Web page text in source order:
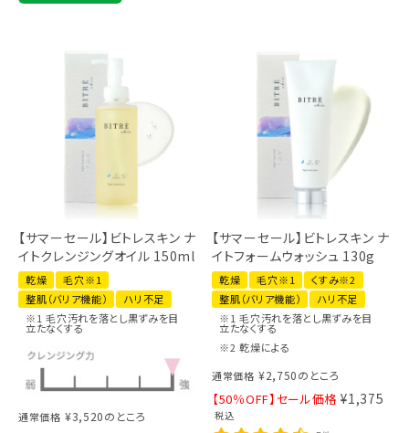
【サマーセール】ビトレスキン ナ
イトクレンジングオイル 150ml
乾燥
毛穴※1
整肌（バリア機能）
ハリ不足
※1 毛穴汚れを落とし黒ずみを目
立たなくする
通常価格 ¥3,520のところ
【サマーセール】ビトレスキン ナ
イトフォームウォッシュ 130g
乾燥 毛穴※1
くすみ※2
整肌（バリア機能）
ハリ不足
※1 毛穴汚れを落とし黒ずみを目
立たなくする
※2 乾燥による
通常価格 ¥2,750のところ
【50％OFF】セール価格 ¥1,375
税込